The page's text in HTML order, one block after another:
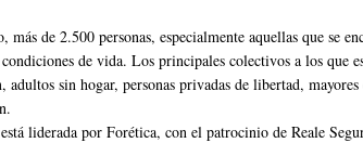
de 2.500 personas, especialmente aquellas que se
de vida. Los principales colectivos a los que
adultos sin hogar, personas privadas de libertad,
liderada por Forética, con el patrocinio de Reale